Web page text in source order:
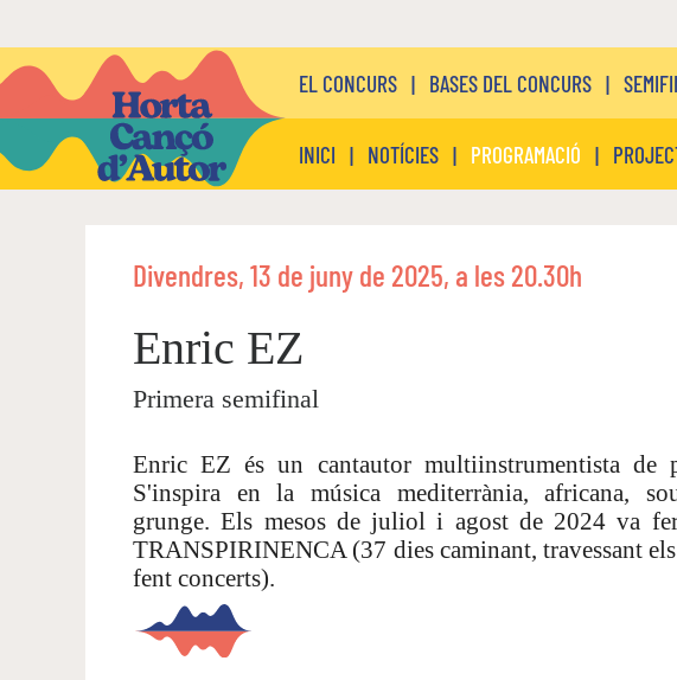
EL CONCURS | BASES DEL CONCURS |
INICI | NOTÍCIES | PROGRAMACIÓ |
Divendres, 13 de juny de 2025, a les 20.30h
Enric EZ
Primera semifinal
Enric EZ és un cantautor multiinstrumentista de
S'inspira en la música mediterrània, africana,
grunge. Els mesos de juliol i agost de 2024 va
TRANSPIRINENCA (37 dies caminant, travessant
fent concerts).